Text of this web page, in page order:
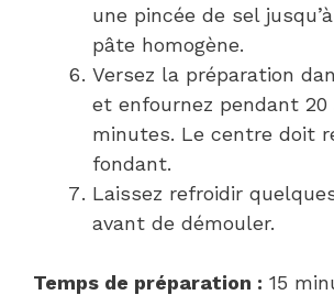
une pincée de sel
pâte homogène.
Versez la préparation
et enfournez pendant 20
minutes. Le centre doit
fondant.
Laissez refroidir
avant de démouler.
Temps de préparation : 15